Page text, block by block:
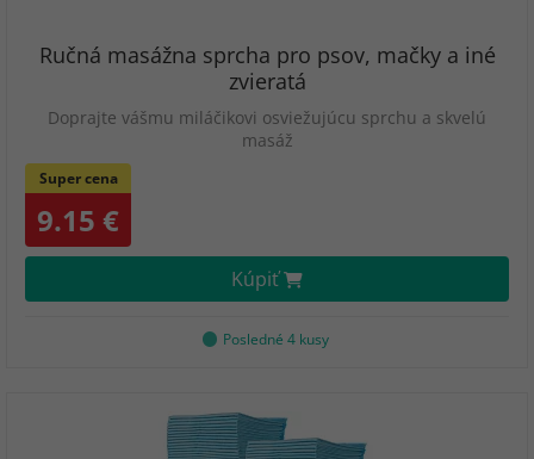
Ručná masážna sprcha pro psov, mačky a iné
zvieratá
Doprajte vášmu miláčikovi osviežujúcu sprchu a skvelú
masáž
Super cena
9.15 €
Kúpiť
Posledné 4 kusy